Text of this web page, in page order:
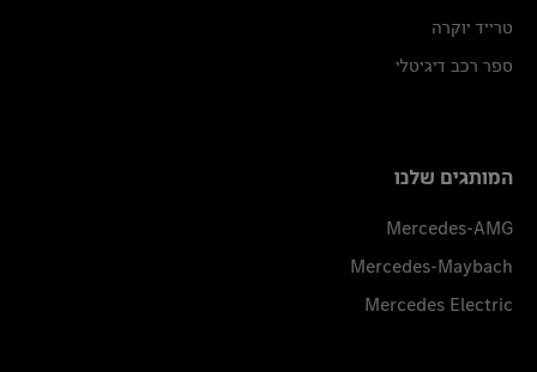
טרייד יוקרה
ספר רכב דיגיטלי
המותגים שלנו
Mercedes-AMG
Mercedes-Maybach
Mercedes Electric